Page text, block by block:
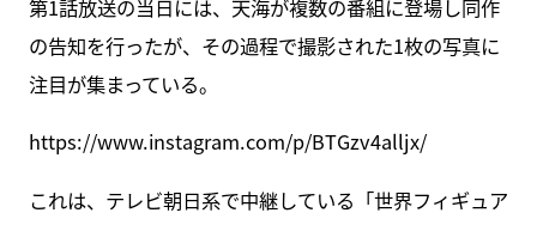
第1話放送の当日には、天海が複数の番組に登場し同作
の告知を行ったが、その過程で撮影された1枚の写真に
注目が集まっている。
https://www.instagram.com/p/BTGzv4alljx/
これは、テレビ朝日系で中継している「世界フィギュア